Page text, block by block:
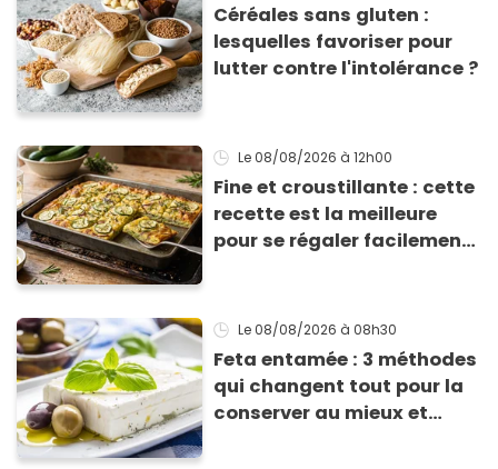
Céréales sans gluten :
lesquelles favoriser pour
lutter contre l'intolérance ?
Le 08/08/2026 à 12h00
Fine et croustillante : cette
recette est la meilleure
pour se régaler facilement
Le 08/08/2026 à 08h30
Feta entamée : 3 méthodes
qui changent tout pour la
conserver au mieux et